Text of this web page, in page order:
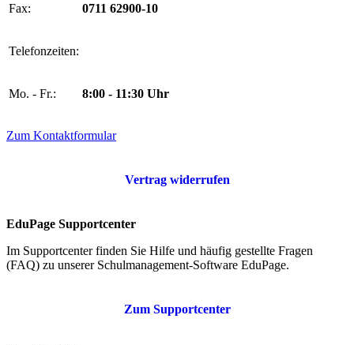
Fax: 0711 62900-10
Telefonzeiten:
Mo. - Fr.: 8:00 - 11:30 Uhr
Zum Kontaktformular
Vertrag widerrufen
EduPage Supportcenter
Im Supportcenter finden Sie Hilfe und häufig gestellte Fragen
(FAQ) zu unserer Schulmanagement-Software EduPage.
Zum Supportcenter